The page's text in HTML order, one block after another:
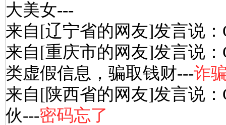
大美女---
来自[辽宁省的网友]发言说
来自[重庆市的网友]发言说
类虚假信息，骗取钱财---诈
来自[陕西省的网友]发言说
伙---密码忘了